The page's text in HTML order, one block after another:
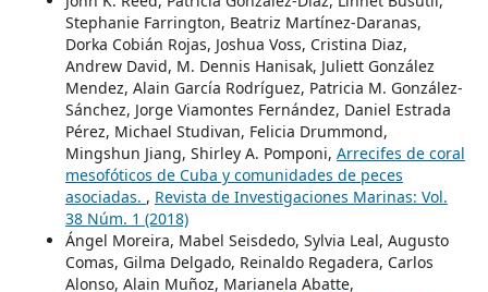
Stephanie Farrington, Beatriz Martínez-Daranas,
Dorka Cobián Rojas, Joshua Voss, Cristina Diaz,
Andrew David, M. Dennis Hanisak, Juliett González
Mendez, Alain García Rodríguez, Patricia M. González-
Sánchez, Jorge Viamontes Fernández, Daniel Estrada
Pérez, Michael Studivan, Felicia Drummond,
Mingshun Jiang, Shirley A. Pomponi, Arrecifes de coral
mesofóticos de Cuba y comunidades de peces
asociadas. , Revista de Investigaciones Marinas: Vol.
38 Núm. 1 (2018)
Ángel Moreira, Mabel Seisdedo, Sylvia Leal, Augusto
Comas, Gilma Delgado, Reinaldo Regadera, Carlos
Alonso, Alain Muñoz, Marianela Abatte,